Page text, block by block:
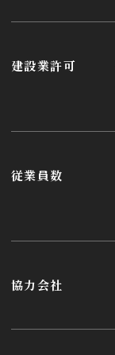
建設業許可
従業員数
協力会社